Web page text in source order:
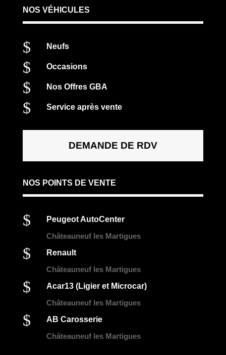
NOS VÉHICULES
$ Neufs
$ Occasions
$ Nos Offres GBA
$ Service après vente
DEMANDE DE RDV
NOS POINTS DE VENTE
$
Peugeot AutoCenter
Châteauneuf les Martigues
$
Renault
Châteauneuf les Martigues
$
Acar13 (Ligier et Microcar)
Châteauneuf les Martigues
$
AB Carosserie
Châteauneuf les Martigues